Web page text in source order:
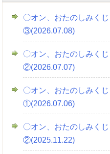
〇オン、おたのしみく
③(2026.07.08)
〇オン、おたのしみく
②(2026.07.07)
〇オン、おたのしみく
①(2026.07.06)
〇オン、おたのしみく
②(2025.11.22)